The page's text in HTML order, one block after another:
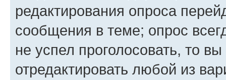
редактирования опроса
сообщения в теме; опрос
не успел проголосовать, то
отредактировать любой из